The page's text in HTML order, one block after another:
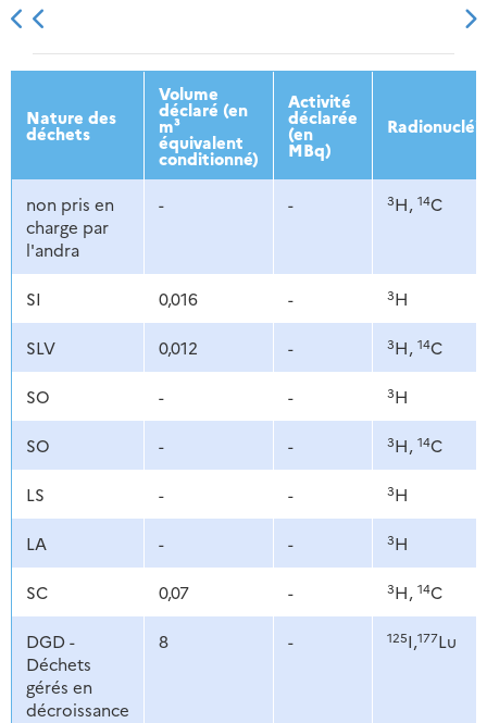
2013 2014 2015 2016
Nature des
déchets
Volume
déclaré (en
m³
équivalent
conditionné)
Activité
déclarée
(en
MBq)
non pris en
charge par
l'andra
- - 3H, 14C
SI 0,016 - 3H
SLV 0,012 - 3H, 14C
SO - - 3H
SO - - 3H, 14C
LS - - 3H
LA - - 3H
SC 0,07 - 3H, 14C
DGD -
Déchets
gérés en
décroissance
8 - 125I,177Lu